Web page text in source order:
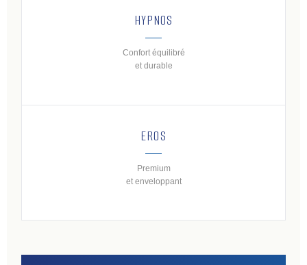
HYPNOS
Confort équilibré
et durable
EROS
Premium
et enveloppant